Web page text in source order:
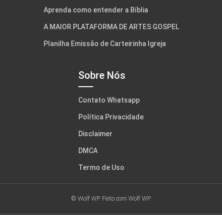
Aprenda como entender a Bíblia
A MAIOR PLATAFORMA DE ARTES GOSPEL
Planilha Emissão de Carteirinha Igreja
Sobre Nós
Contato Whatsapp
Política Privacidade
Disclaimer
DMCA
Termo de Uso
© Wolf WP. Feito com Wolf WP.